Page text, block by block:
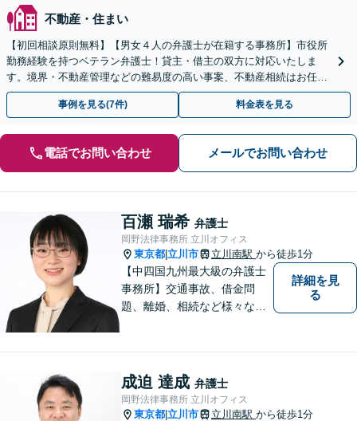
不動産・住まい
【初回相談原則無料】【男女４人の弁護士が在籍する事務所】市役所
勤務経験を持つベテラン弁護士！貸主・借主の双方に対応いたしま
す。境界・不動産管理などの難易度の高い事案、不動産相続はお任せ
ください【立川駅6分】【弁護士経験15年以上】
事例を見る(7件) 料金表を見る
電話でお問い合わせ メールでお問い合わせ
百瀬 瑞希 弁護士
岡野法律事務所 立川オフィス
東京都 立川市 立川南駅 から徒歩1分
【中四国九州最大級の弁護士
事務所】交通事故、借金問
題、離婚、相続など様々な問
い！
詳細を見
る
成迫 達成 弁護士
岡野法律事務所 立川オフィス
東京都 立川市 立川南駅 から徒歩1分